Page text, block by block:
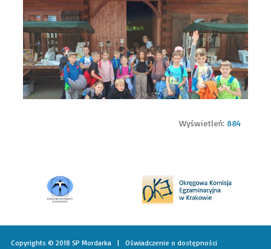
Wyświetleń: 884
Copyrights © 2018 SP Mordarka | Oświadczenie o dostępności